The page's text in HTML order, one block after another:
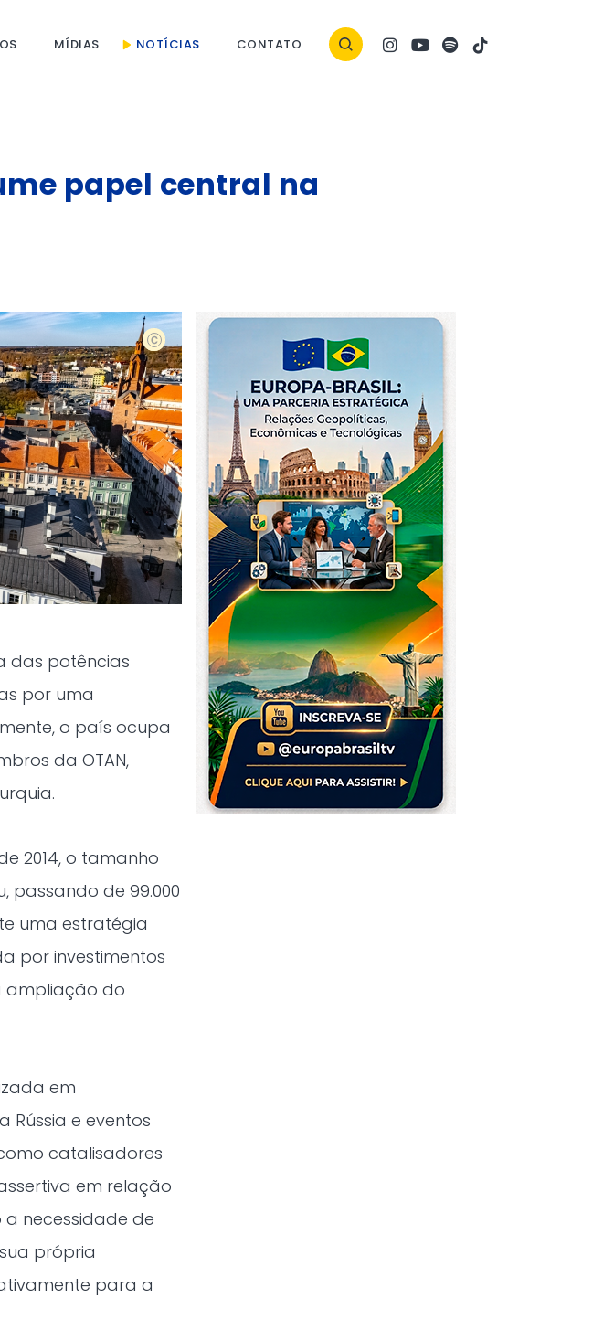
MÍDIAS NOTÍCIAS CONTATO
papel central na
shutterstock
das potências
por uma
o país ocupa
da OTAN,
2014, o tamanho
passando de 99.000
uma estratégia
por investimentos
ampliação do
em
e eventos
catalisadores
em relação
necessidade de
própria
para a